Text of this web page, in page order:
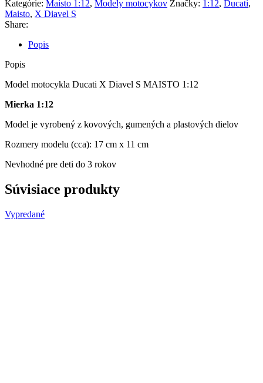
Kategórie: Maisto 1:12, Modely motocykov Značky: 1:12, Ducati,
Maisto, X Diavel S
Share:
Popis
Popis
Model motocykla Ducati X Diavel S MAISTO 1:12
Mierka 1:12
Model je vyrobený z kovových, gumených a plastových dielov
Rozmery modelu (cca): 17 cm x 11 cm
Nevhodné pre deti do 3 rokov
Súvisiace produkty
Vypredané